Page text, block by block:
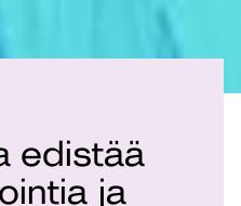
edistää
ja